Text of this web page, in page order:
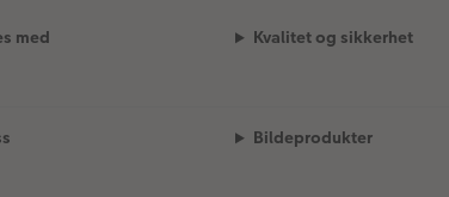
med Kvalitet og sikkerhet
Bildeprodukter